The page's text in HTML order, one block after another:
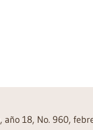
, año 18, No. 960,